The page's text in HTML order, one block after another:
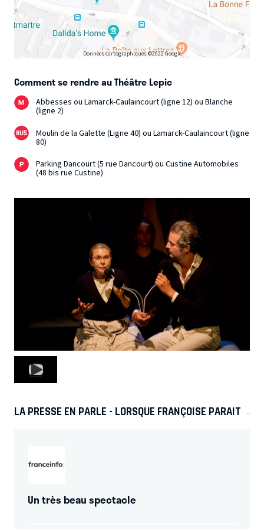
Données cartographiques ©2022 Google
Comment se rendre au Théâtre Lepic
Abbesses ou Lamarck-Caulaincourt (ligne 12) ou Blanche
(ligne 2)
Moulin de la Galette (Ligne 40) ou Lamarck-Caulaincourt (ligne
80)
Parking Dancourt (5 rue Dancourt) ou Custine Automobiles
(48 bis rue Custine)
LA PRESSE EN PARLE - LORSQUE FRANÇOISE PARAIT
Un très beau spectacle